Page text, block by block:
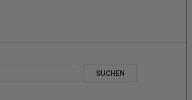
SUCHEN